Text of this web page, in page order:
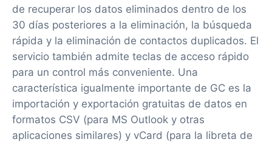
de recuperar los datos eliminados dentro de los
30 días posteriores a la eliminación, la búsqueda
rápida y la eliminación de contactos duplicados. El
servicio también admite teclas de acceso rápido
para un control más conveniente. Una
característica igualmente importante de GC es la
importación y exportación gratuitas de datos en
formatos CSV (para MS Outlook y otras
aplicaciones similares) y vCard (para la libreta de